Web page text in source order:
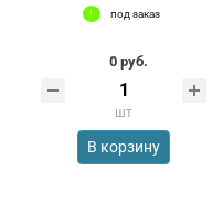
под заказ
0 руб.
шт
В корзину